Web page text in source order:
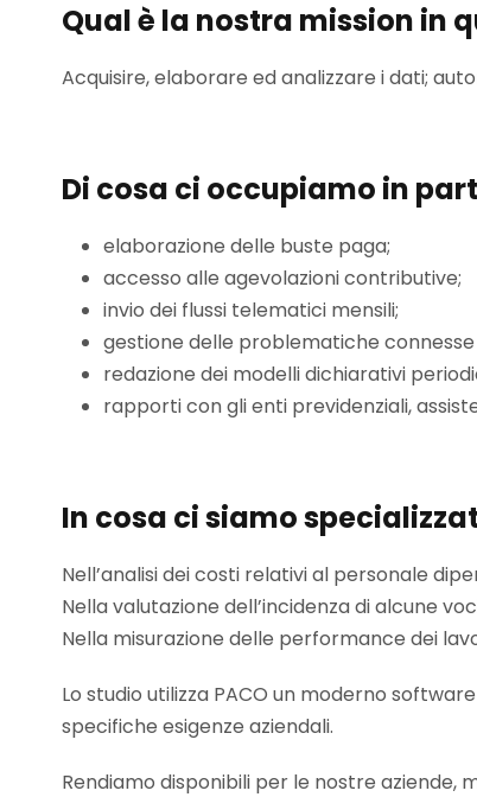
Qual è la nostra mission in
Acquisire, elaborare ed analizzare i dati;
Di cosa ci occupiamo in
elaborazione delle buste paga;
accesso alle agevolazioni contributive;
invio dei flussi telematici mensili;
gestione delle problematiche connesse
redazione dei modelli dichiarativi
rapporti con gli enti previdenziali,
In cosa ci siamo
Nell’analisi dei costi relativi al personale
Nella valutazione dell’incidenza di alcune
Nella misurazione delle performance dei
Lo studio utilizza PACO un moderno
specifiche esigenze aziendali.
Rendiamo disponibili per le nostre aziende,